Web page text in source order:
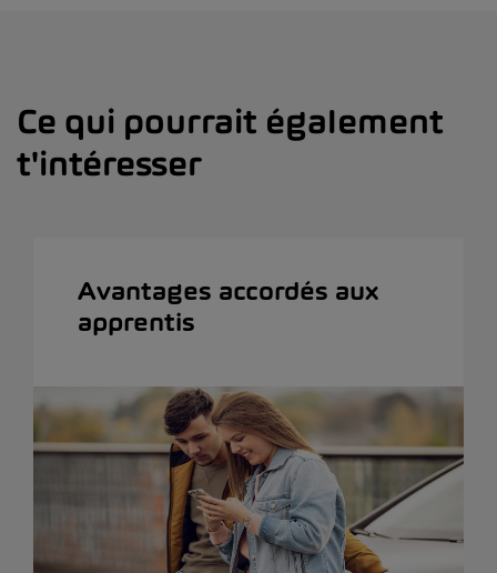
Ce qui pourrait également
t'intéresser
Avantages accordés aux
apprentis